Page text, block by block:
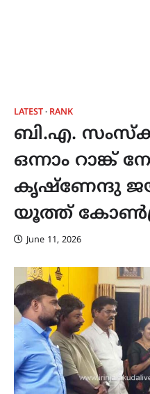
LATEST RANK
ബി.എ.
ഒന്നാം റാങ്ക്
കൃഷ്ണേന്ദു
യൂത്ത്
June 11, 2026